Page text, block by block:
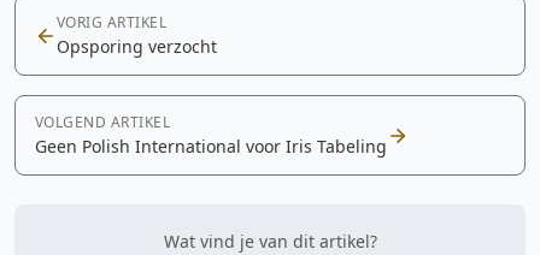
VORIG ARTIKEL
Opsporing verzocht
VOLGEND ARTIKEL
Geen Polish International voor Iris Tabeling
Wat vind je van dit artikel?